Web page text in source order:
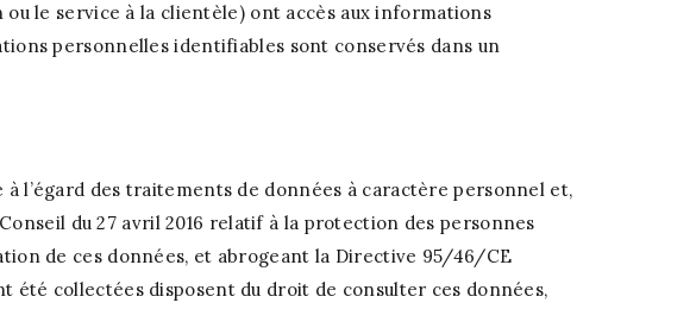
le service à la clientèle) ont accès aux informations
personnelles identifiables sont conservés dans un
l’égard des traitements de données à caractère personnel et,
du 27 avril 2016 relatif à la protection des personnes
de ces données, et abrogeant la Directive 95/46/CE
été collectées disposent du droit de consulter ces données,